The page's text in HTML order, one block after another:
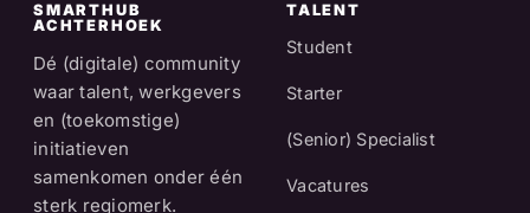
SMARTHUB
ACHTERHOEK
Dé (digitale) community
waar talent, werkgevers
en (toekomstige)
initiatieven
samenkomen onder één
sterk regiomerk.
TALENT
Student
Starter
(Senior) Specialist
Vacatures